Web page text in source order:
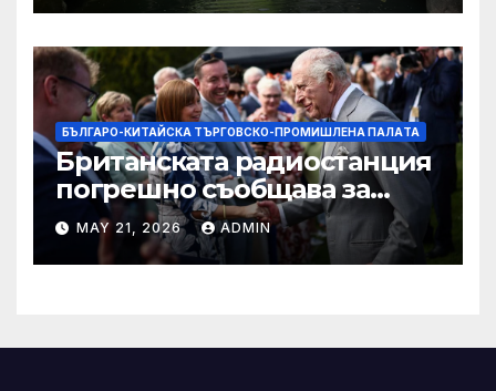
БЪЛГАРО-КИТАЙСКА ТЪРГОВСКО-ПРОМИШЛЕНА ПАЛAТА
Британската радиостанция
погрешно съобщава за
смъртта на крал Чарлз
MAY 21, 2026 ADMIN